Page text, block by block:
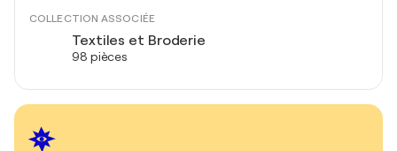
COLLECTION ASSOCIÉE
Textiles et Broderie
98 pièces